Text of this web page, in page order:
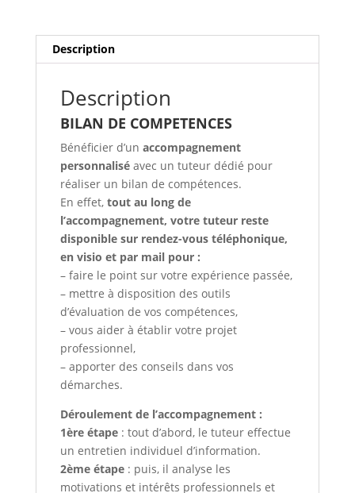
Description
Description
BILAN DE COMPETENCES
Bénéficier d’un accompagnement
personnaliséavec un tuteur dédié pour
réaliser un bilan de compétences.
En effet, tout au long de
l’accompagnement, votre tuteur reste
disponible sur rendez-vous téléphonique,
en visio et par mail pour :
– faire le point sur votre expérience passée,
– mettre à disposition des outils
d’évaluation de vos compétences,
– vous aider à établir votre projet
professionnel,
– apporter des conseils dans vos
démarches.
Déroulement de l’accompagnement :
1ère étape: tout d’abord, le tuteur effectue
un entretien individuel d’information.
2ème étape: puis, il analyse les
motivations et intérêts professionnels et